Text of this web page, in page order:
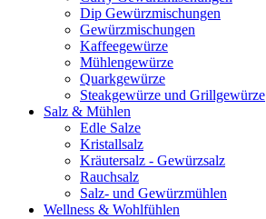
Dip Gewürzmischungen
Gewürzmischungen
Kaffeegewürze
Mühlengewürze
Quarkgewürze
Steakgewürze und Grillgewürze
Salz & Mühlen
Edle Salze
Kristallsalz
Kräutersalz - Gewürzsalz
Rauchsalz
Salz- und Gewürzmühlen
Wellness & Wohlfühlen